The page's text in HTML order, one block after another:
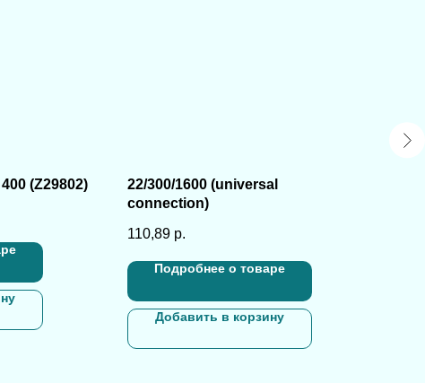
(Z29802)
22/300/1600 (universal
connection)
110,89 р.
Подробнее о товаре
Добавить в корзину